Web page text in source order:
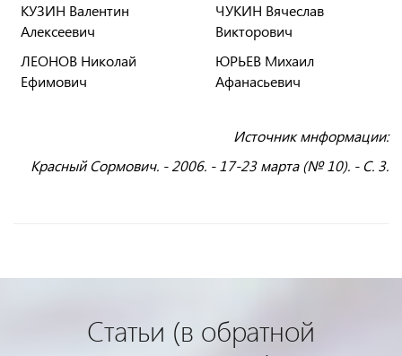
КУЗИН Валентин
Алексеевич
ЛЕОНОВ Николай
Ефимович
ЧУКИН Вячеслав
Викторович
ЮРЬЕВ Михаил
Афанасьевич
Источник мнформации:
Красный Сормович. - 2006. - 17-23 марта (№ 10). - С. 3.
Статьи (в обратной